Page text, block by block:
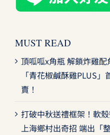
MUST READ
頂呱呱x角瓶 解鎖炸雞配
「青花椒鹹酥雞PLUS
賣！
打破中秋送禮框架！軟
上海鄉村出奇招 端出「